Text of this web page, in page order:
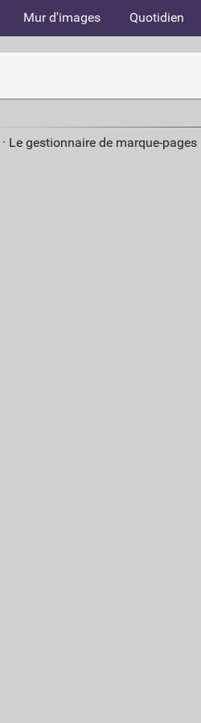
Mur d'images Quotidien
· Le gestionnaire de marque-